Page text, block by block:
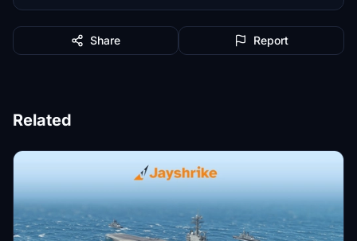
Share Report
Related